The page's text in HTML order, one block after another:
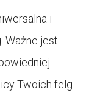
i
Ważne jest
Twoich felg.